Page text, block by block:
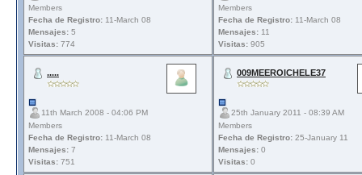
Members
Fecha de Registro: 11-March 08
Mensajes: 5
Visitas: 774
Members
Fecha de Registro: 11-March 08
Mensajes: 11
Visitas: 905
.....
11th March 2008 - 04:06 PM
Members
Fecha de Registro: 11-March 08
Mensajes: 7
Visitas: 751
009MEEROICHELE37
25th January 2011 - 08:39 AM
Members
Fecha de Registro: 25-January 11
Mensajes: 0
Visitas: 0